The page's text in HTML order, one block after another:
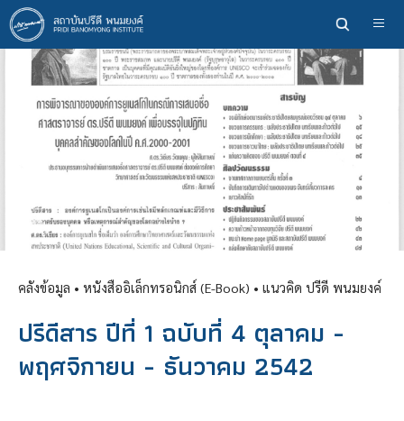
ข้าม
ไป
ยัง
เนื้อหา
คลังข้อมูล • หนังสืออิเล็กทรอนิกส์ (E-Book) • แนวคิด ปรีดี พนมยงค์
ปรีดีสาร ปีที่ 1 ฉบับที่ 4 ตุลาคม -
พฤศจิกายน - ธันวาคม 2542